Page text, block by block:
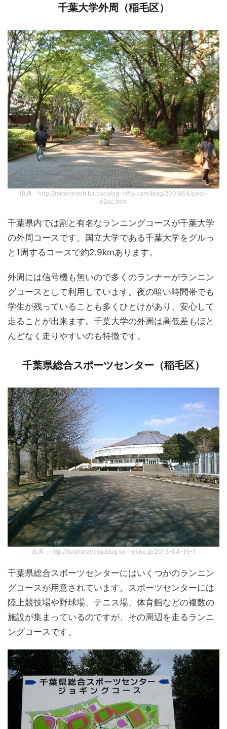
千葉大学外周（稲毛区）
出典：http://midorinochiba.cocolog-nifty.com/blog/2009/04/post-
e2ac.html
千葉県内では割と有名なランニングコースが千葉大学
の外周コースです。国立大学である千葉大学をグルっ
と1周するコースで約2.9kmあります。
外周には信号機も無いので多くのランナーがランニン
グコースとして利用しています。夜の暗い時間帯でも
学生が残っていることも多くひとけがあり、安心して
走ることが出来ます。千葉大学の外周は高低差もほと
んどなく走りやすいのも特徴です。
千葉県総合スポーツセンター（稲毛区）
出典：http://dashurayasu.blog.so-net.ne.jp/2015-04-19-1
千葉県総合スポーツセンターにはいくつかのランニン
グコースが用意されています。スポーツセンターには
陸上競技場や野球場、テニス場、体育館などの複数の
施設が集まっているのですが、その周辺を走るランニ
ングコースです。